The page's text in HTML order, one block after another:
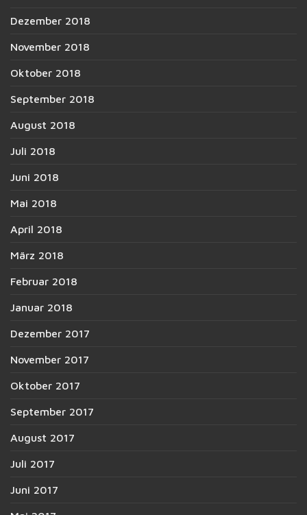
Dezember 2018
November 2018
Oktober 2018
September 2018
August 2018
Juli 2018
Juni 2018
Mai 2018
April 2018
März 2018
Februar 2018
Januar 2018
Dezember 2017
November 2017
Oktober 2017
September 2017
August 2017
Juli 2017
Juni 2017